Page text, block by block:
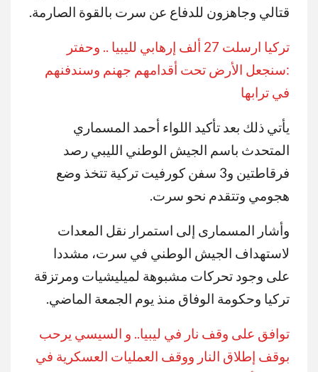
قتالي وجاهزون للدفاع عن سرت بالقوة الصارمة.
تركيا ارسلت 27 ألف إرهابي لليبيا .. وحفتر
:سنجعل الأرض تحت أقدامهم جهنم وسندفنهم
في ترابها
يأتي ذلك بعد تأكيد اللواء أحمد المسماري
المتحدث باسم الجيش الوطني الليبي رصد
فرقاطتين و3 سفن كورفيت تركية تتخذ وضع
هجومي وتتقدم نحو سرت.
وأشار المسمارى إلى استمرار نقل المعدات
لاستهداف الجيش الوطني في سرت، مشددا
على وجود تحركات مشبوهة لميليشيات ومرتزقة
تركيا وحكومة الوفاق منذ يوم الجمعة الماضي.
توافق على وقف نار في ليبيا.. و السيسي يرحب
بوقف إطلاق النار ووقف العمليات العسكرية في